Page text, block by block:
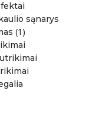
sąnarys
(1)